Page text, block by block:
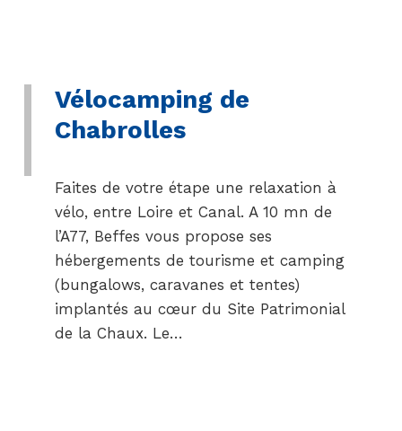
Vélocamping de
Chabrolles
Faites de votre étape une relaxation à
vélo, entre Loire et Canal. A 10 mn de
l’A77, Beffes vous propose ses
hébergements de tourisme et camping
(bungalows, caravanes et tentes)
implantés au cœur du Site Patrimonial
de la Chaux. Le…